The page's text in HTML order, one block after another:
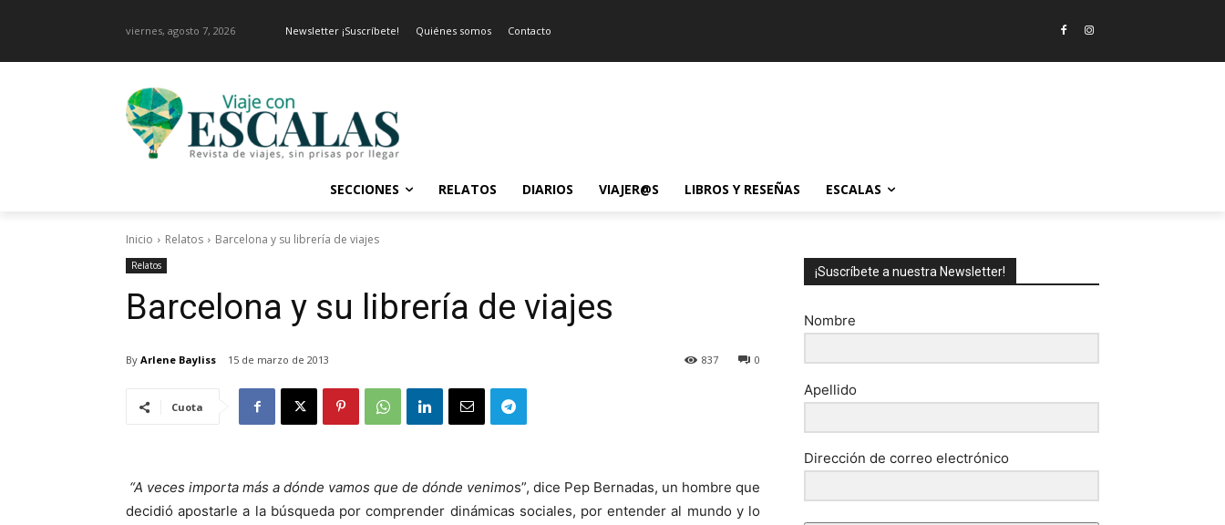
viernes, agosto 7, 2026 Newsletter ¡Suscríbete! Quiénes somos Contacto
SECCIONES RELATOS DIARIOS VIAJER@S LIBROS Y RESEÑAS ESCALAS
Inicio Relatos Barcelona y su librería de viajes
Relatos
Barcelona y su librería de viajes
By Arlene Bayliss 15 de marzo de 2013 0
837
Cuota
“A veces importa más a dónde vamos que de dónde venimos”, dice Pep Bernadas, un hombre que
decidió apostarle a la búsqueda por comprender dinámicas sociales, por entender al mundo y lo
¡Suscríbete a nuestra Newsletter!
Nombre
Apellido
Dirección de correo electrónico